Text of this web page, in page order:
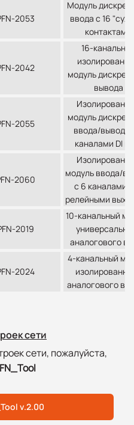
2053
Модуль
ввода с 16
контактами
2042
16-
модуль
вывода
2055
модуль
ввода/вывода
каналами DI и
2060
модуль ввода/
с 6 каналами
релейными
2019
10-канальный
аналогового
2024
4-канальный
аналогового
сети
сети, пожалуйста,
v.2.00